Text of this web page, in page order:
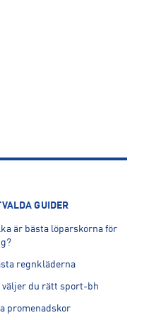
GUIDER
är bästa löparskorna för
regnkläderna
väljer du rätt sport-bh
promenadskor